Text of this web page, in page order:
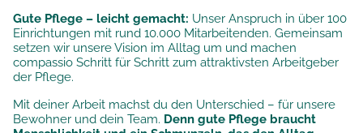
Gute Pflege – leicht gemacht: Unser Anspruch in über 100
Einrichtungen mit rund 10.000 Mitarbeitenden. Gemeinsam
setzen wir unsereVision im Alltag um und machen
compassio Schritt für Schritt zum attraktivsten Arbeitgeber
der Pflege.
Mit deiner Arbeit machst du den Unterschied – für unsere
Bewohner und dein Team. Denn gute Pflege braucht